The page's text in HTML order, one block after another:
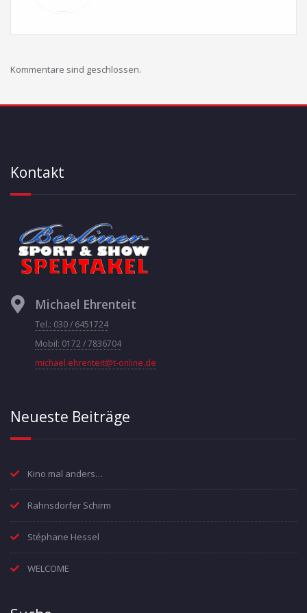
Kommentare sind geschlossen.
Kontakt
Michael Ehrenteit
Tel.: 030 / 6451724
Mobil: 0172 / 7836704
michael.ehrenteit@t-online.de
Neueste Beiträge
Kino mal anders…
Rahnsdorfer Schirm
Stéphane Hessel
WELCOME